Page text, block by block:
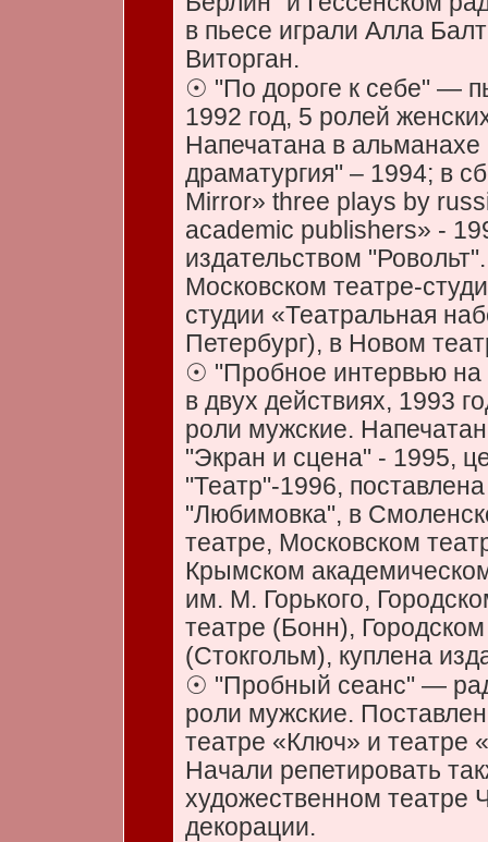
в пьесе играли Алла
Виторган.
☉ "По дороге к себе" —
1992 год, 5 ролей
Напечатана в
драматургия" – 1994; в
Mirror» three plays by
academic publishers» -
издательством
Московском театре-
студии «Театральная
Петербург), в Новом
☉ "Пробное интервью
в двух действиях, 1993
роли мужские.
"Экран и сцена" - 1995,
"Театр"-1996,
"Любимовка", в
театре, Московском
Крымском
им. М. Горького,
театре (Бонн),
(Стокгольм), куплена
☉ "Пробный сеанс" —
роли мужские.
театре «Ключ» и театре
Начали репетировать
художественном театре
декорации.